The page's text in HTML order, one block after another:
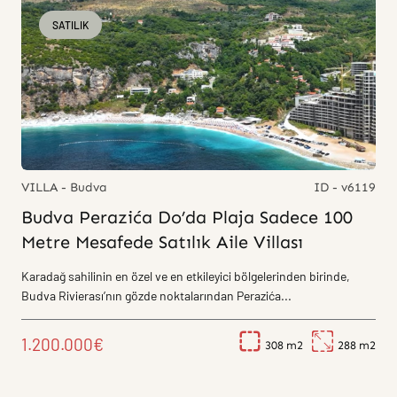
SATILIK
VILLA - Budva ID - v6119
Budva Perazića Do’da Plaja Sadece 100
Metre Mesafede Satılık Aile Villası
Karadağ sahilinin en özel ve en etkileyici bölgelerinden birinde,
Budva Rivierası’nın gözde noktalarından Perazića...
1.200.000€ 308 288